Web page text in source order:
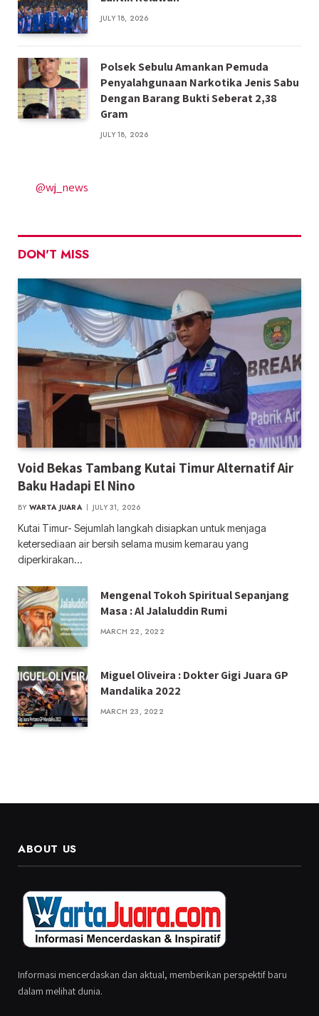
JULY 18, 2026
Polsek Sebulu Amankan Pemuda
Penyalahgunaan Narkotika Jenis Sabu
Dengan Barang Bukti Seberat 2,38
Gram
JULY 18, 2026
@wj_news
DON'T MISS
Void Bekas Tambang Kutai Timur Alternatif Air
Baku Hadapi El Nino
BY WARTA JUARA JULY 31, 2026
Kutai Timur- Sejumlah langkah disiapkan untuk menjaga
ketersediaan air bersih selama musim kemarau yang
diperkirakan…
Mengenal Tokoh Spiritual Sepanjang
Masa : Al Jalaluddin Rumi
MARCH 22, 2022
Miguel Oliveira : Dokter Gigi Juara GP
Mandalika 2022
MARCH 23, 2022
ABOUT US
Informasi mencerdaskan dan aktual, memberikan perspektif baru
dalam melihat dunia.